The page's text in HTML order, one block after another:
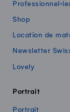
Shop
Location de
Newsletter
Lovely
Portrait
Portrait